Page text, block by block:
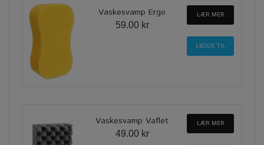
Vaskesvamp Ergo
59.00 kr
LÆR MER
Vaskesvamp Vaflet
49.00 kr
LÆR MER